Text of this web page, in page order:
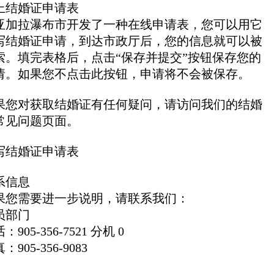
结婚证申请表
加拉瀑布市开发了一种在线申请表，您可以用它
结婚证申请，到达市政厅后，您的信息就可以被
。填完表格后，点击“保存并提交”按钮保存您的
。如果您不点击此按钮，申请将不会被保存。
您对获取结婚证有任何疑问，请访问我们的结婚
见问题页面。
结婚证申请表
信息
您需要进一步说明，请联系我们：
部门
：905-356-7521 分机 0
：905-356-9083